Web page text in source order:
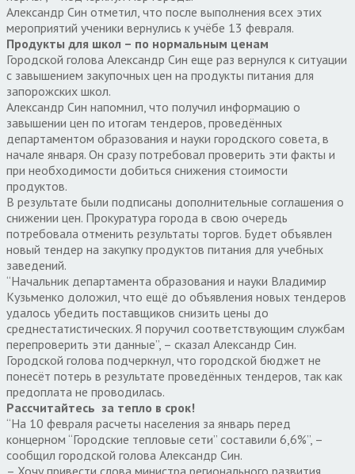
Александр Син отметил, что после выполнения всех этих
мероприятий ученики вернулись к учёбе 13 февраля.
Продукты для школ – по нормальным ценам
Городской голова Александр Син еще раз вернулся к ситуации
с завышением закупочных цен на продукты питания для
запорожских школ.
Александр Син напомнил, что получил информацию о
завышении цен по итогам тендеров, проведённых
департаментом образования и науки городского совета, в
начале января. Он сразу потребовал проверить эти факты и
при необходимости добиться снижения стоимости
продуктов.
В результате были подписаны дополнительные соглашения о
снижении цен. Прокуратура города в свою очередь
потребовала отменить результаты торгов. Будет объявлен
новый тендер на закупку продуктов питания для учебных
заведений.
“Начальник департамента образования и науки Владимир
Кузьменко доложил, что ещё до объявления новых тендеров
удалось убедить поставщиков снизить цены до
среднестатистических. Я поручил соответствующим службам
перепроверить эти данные”, – сказал Александр Син.
Городской голова подчеркнул, что городской бюджет не
понесёт потерь в результате проведённых тендеров, так как
предоплата не проводилась.
Рассчитайтесь за тепло в срок!
“На 10 февраля расчеты населения за январь перед
концерном “Городские тепловые сети” составили 6,6%”, –
сообщил городской голова Александр Син.
– Хочу привести слова министра регионального развития,